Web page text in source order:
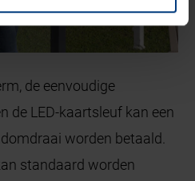
de eenvoudige
de LED-kaartsleuf kan een
worden betaald.
standaard worden